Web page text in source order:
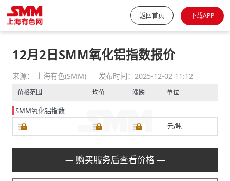
返回首页 下载APP
12月2日SMM氧化铝指数报价
来源： 上海有色(SMM) 发布时间：2025-12-02 11:12
价格范围 均价 涨跌 单位
SMM氧化铝指数
元/吨
— 购买服务后查看价格 —